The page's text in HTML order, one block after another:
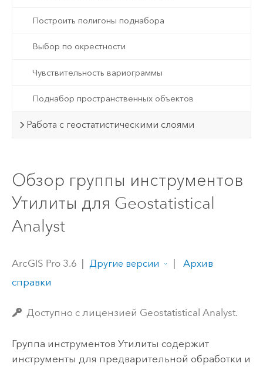
Построить полигоны поднабора
Выбор по окрестности
Чувствительность вариограммы
Поднабор пространственных объектов
Работа с геостатистическими слоями
Обзор группы инструментов
Утилиты для Geostatistical
Analyst
ArcGIS Pro 3.6 | Другие версии |
Архив
справки
Доступно с лицензией Geostatistical Analyst.
Группа инструментов Утилиты содержит
инструменты для предварительной обработки и